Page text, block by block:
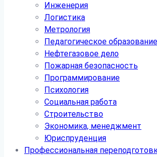
Инженерия
Логистика
Метрология
Педагогическое образование
Нефтегазовое дело
Пожарная безопасность
Программирование
Психология
Социальная работа
Строительство
Экономика, менеджмент
Юриспруденция
Профессиональная